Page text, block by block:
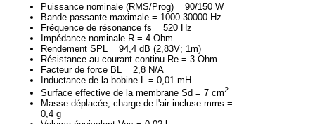
Puissance nominale (RMS/Prog) = 90/150 W
Bande passante maximale = 1000-30000 Hz
Fréquence de résonance fs = 520 Hz
Impédance nominale R = 4 Ohm
Rendement SPL = 94,4 dB (2,83V; 1m)
Résistance au courant continu Re = 3 Ohm
Facteur de force BL = 2,8 N/A
Inductance de la bobine L = 0,01 mH
Surface effective de la membrane Sd = 7 cm2
Masse déplacée, charge de l'air incluse mms =
0,4 g